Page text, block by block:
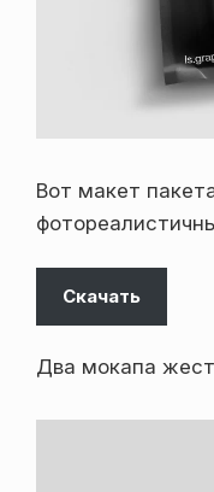
Вот макет
Скачать
Два мокапа